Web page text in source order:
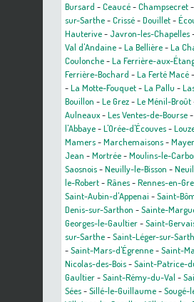
Bursard -Ceaucé-Champsecret-
sur-Sarthe-Crissé-Douillet-
Hauterive- Javron-les-Chapelles
Val d'Andaine-La Bellière-La
Coulonche-La Ferrière-aux-
Ferrière-Bochard -La Ferté Macé-
-La Motte-Fouquet-La Pallu -
Bouillon -Le Grez-Le Ménil-Broût
Aulneaux-Les Ventes-de-Bourse-
l'Abbaye-L'Orée-d'Écouves-
Mamers-Marchemaisons-
Jean -Mortrée-Moulins-le-
Saosnois-Neuilly-le-Bisson -
le-Robert-Rânes-Rennes-en-
Saint-Aubin-d'Appenai -Saint-
Denis-sur-Sarthon -Sainte-
Georges-le-Gaultier-Saint-
sur-Sarthe-Saint-Léger-sur-
-Saint-Mars-d'Égrenne-Saint-
Nicolas-des-Bois-Saint-Patrice-
Gaultier-Saint-Rémy-du-Val -
Sées-Sillé-le-Guillaume-Sougé-